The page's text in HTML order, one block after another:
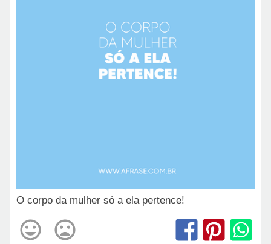
O corpo da mulher só a ela pertence!